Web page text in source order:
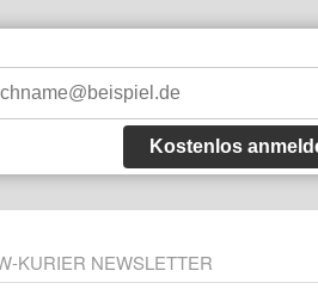
Kostenlos
KURIER NEWSLETTER